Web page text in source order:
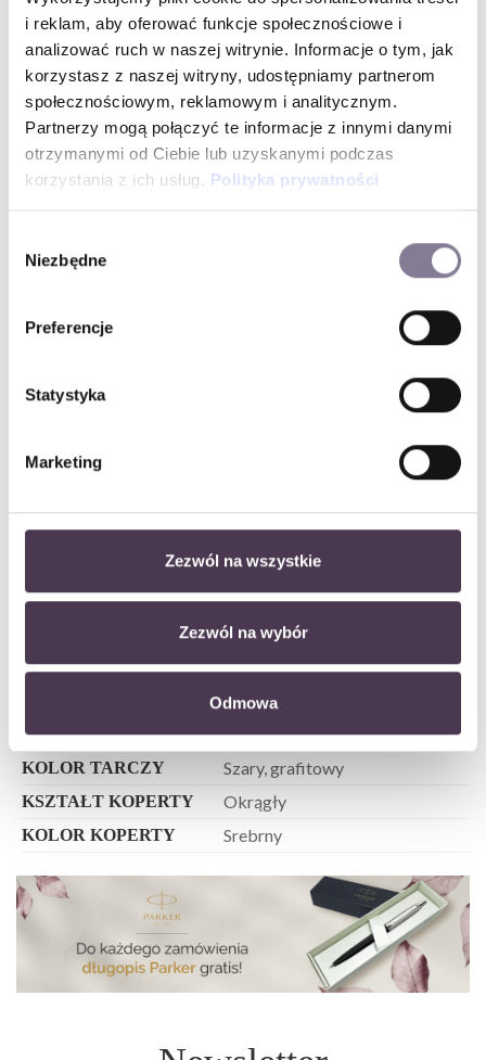
i reklam, aby oferować funkcje społecznościowe i
analizować ruch w naszej witrynie. Informacje o tym, jak
korzystasz z naszej witryny, udostępniamy partnerom
społecznościowym, reklamowym i analitycznym.
Partnerzy mogą połączyć te informacje z innymi danymi
otrzymanymi od Ciebie lub uzyskanymi podczas
korzystania z ich usług. Polityka prywatności
zgody
Niezbędne
Preferencje
Statystyka
Marketing
Zezwól na wszystkie
Zezwól na wybór
Odmowa
WYSYŁKA W 24 H PRODUKTÓW DOSTĘPNYCH OD
RĘKI
30 dni na darmowy zwrot
Darmowa dostawa
Unikalny i niepowtarzalny styl zegarka sprawia, że jest to
idealna propozycja na każdą okazję. Koperta wykonana z
najwyższej jakości stali szlachetnej 316L tworzy całość z
paskiem wykonanym ze skóry naturalnej. W środku koperty
50m.
KOPERTA Stal szlachetna
ŚREDNICA KOPERTY
WODOSZCZELNOŚĆ 50 m
Elegancki
MECHANIZM Kwarcowy ( na baterię )
Mineralne
DLA KOGO Dla niego
KOLOR TARCZY Szary, grafitowy
KSZTAŁT KOPERTY Okrągły
KOLOR KOPERTY Srebrny